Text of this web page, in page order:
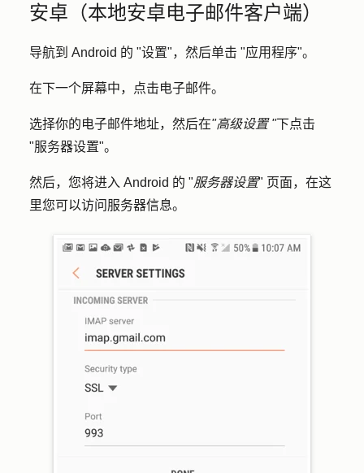
安卓（本地安卓电子邮件客户端）
导航到 Android 的 "设置"，然后单击 "应用程序"。
在下一个屏幕中，点击电子邮件。
选择你的电子邮件地址，然后在"高级设置 "下点击
"服务器设置"。
然后，您将进入 Android 的 "服务器设置" 页面，在这
里您可以访问服务器信息。